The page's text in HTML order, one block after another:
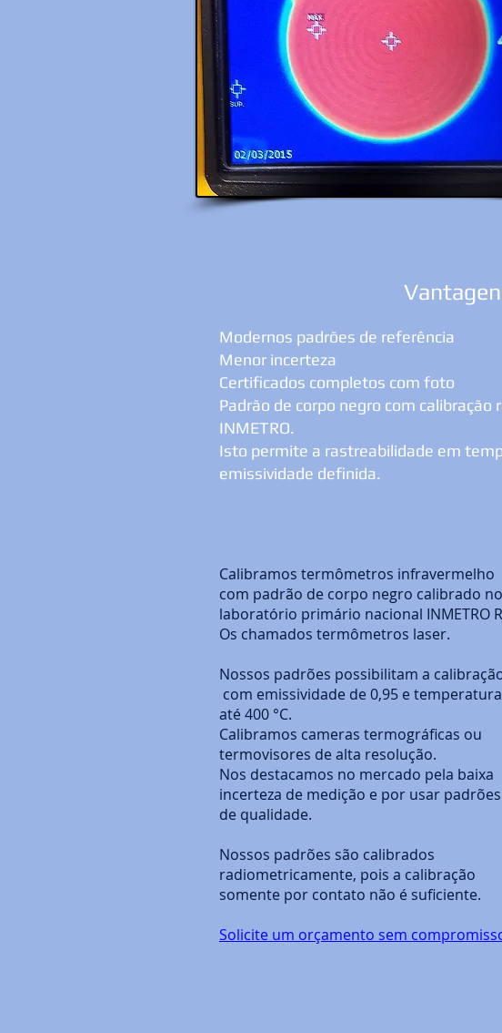
Modernos padrões de referência
Menor incerteza
Certificados completos com foto
Padrão de corpo negro com calibração
INMETRO.
Isto permite a rastreabilidade em
emissividade definida.
Calibramos termômetros infravermelho
com padrão de corpo negro calibrado no
laboratório primário nacional INMETRO
Os chamados termômetros laser.
Nossos padrões possibilitam a
com emissividade de 0,95 e
até 400 °C.
Calibramos cameras termográficas ou
termovisores de alta resolução.
Nos destacamos no mercado pela baixa
incerteza de medição e por usar padrões
de qualidade.
Nossos padrões são calibrados
radiometricamente, pois a calibração
somente por contato não é suficiente.
Solicite um orçamento sem